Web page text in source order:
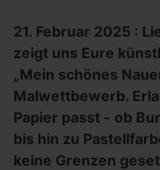
21. Februar 2025 :
zeigt uns Eure
„Mein schönes
Malwettbewerb.
Papier passt - ob
bis hin zu
keine Grenzen